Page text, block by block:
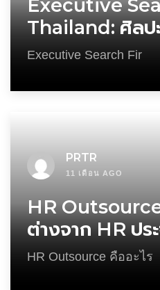
Executive
Thailand: ศิลป
ไม่ใช่แค่เก่ง
Executive Search Fir
PRTR
11 เดือน AGO
HR
ต่างจาก HR ปร
อย่างไร?
HR Outsource คืออะไร